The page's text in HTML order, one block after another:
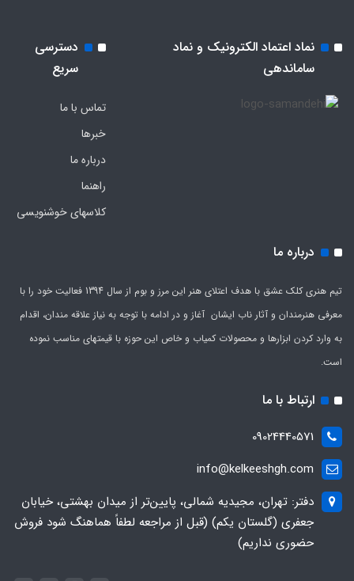
نماد اعتماد الکترونیک و نماد
ساماندهی
دسترسی
سریع
تماس با ما
خبرها
درباره ما
راهنما
کلاسهای خوشنویسی
درباره ما
تیم هنری کلک عشق با هدف اعتلای هنر این مرز و بوم از سال 1394 فعالیت خود را با
معرفی هنرمندان و آثار ناب ایشان آغاز و در ادامه با توجه به نیاز علاقه مندان، اقدام
به وارد کردن ابزارها و محصولات کمیاب و خاص این حوزه با قیمتهای مناسب نموده
است.
ارتباط با ما
09024440571
info@kelkeeshgh.com
دفتر: تهران، مجیدیه شمالی، پایین‌تر از میدان بهشتی، خیابان
جعفری (گلستان یکم) (قبل از مراجعه لطفاً هماهنگ شود فروش
حضوری نداریم)